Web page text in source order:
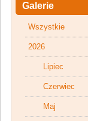
Galerie
Wszystkie
2026
Lipiec
Czerwiec
Maj